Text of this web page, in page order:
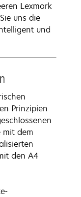
Lexmark
uns die
und
Prinzipien
dem
den A4